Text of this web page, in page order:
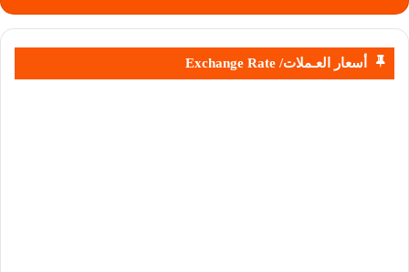
أسعار العـملات/ Exchange Rate